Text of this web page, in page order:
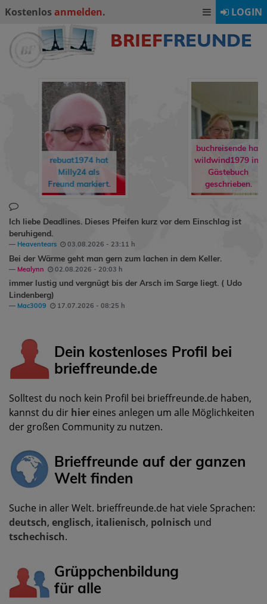
Kostenlos anmelden. LOGIN
buchreisende hat
wildwind1979ins
Gästebuch
geschrieben.
rene90hat
Ormlingals
Freund markiert.
Ich liebe Deadlines. Dieses Pfeifen kurz vor dem Einschlag ist
beruhigend.
Heaventears 03.08.2026 - 23:11 h
Bei der Wärme geht man gern zum lachen in dem Keller.
Mealynn 02.08.2026 - 20:03 h
immer lustig und vergnügt bis der Arsch im Sarge liegt. ( Udo
Lindenberg)
Mac3009 17.07.2026 - 08:25 h
Dein kostenloses Profil bei
brieffreunde.de
Solltest du noch kein Profil bei brieffreunde.de haben,
kannst du dir hier eines anlegen um alle Möglichkeiten
der großen Community zu nutzen.
Brieffreunde auf der ganzen
Welt finden
Suche in aller Welt. brieffreunde.de hat viele Sprachen:
deutsch, englisch, italienisch, polnisch und
tschechisch.
Grüppchenbildung
für alle